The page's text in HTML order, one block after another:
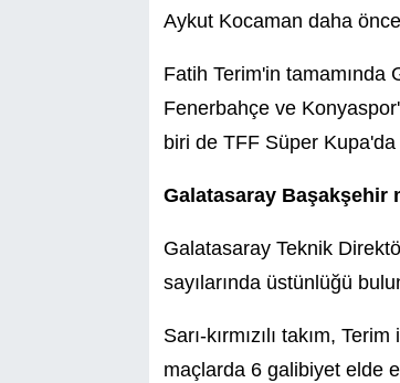
Aykut Kocaman daha
Fatih Terim'in tamamında
Fenerbahçe ve
biri de TFF Süper Kupa'da
Galatasaray Başakşehir
Galatasaray Teknik
sayılarında üstünlüğü
Sarı-kırmızılı takım,
maçlarda 6 galibiyet elde